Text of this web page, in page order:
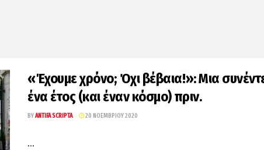
«Έχουμε χρόνο; Όχι βέβαια!»: Μια
ένα έτος (και έναν κόσμο) πριν.
BYANTIFA SCRIPTA 20 ΝΟΕΜΒΡΊΟΥ 2020
...